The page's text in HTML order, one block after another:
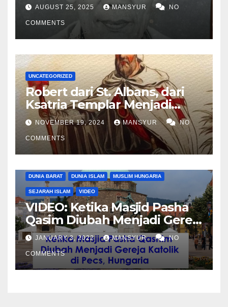
AUGUST 25, 2025 MANSYUR NO
COMMENTS
UNCATEGORIZED
Robert dari St. Albans, dari
Ksatria Templar Menjadi
Komandan Pasukan
Shalahuddin Merebut
Kembali Yerusalem
NOVEMBER 19, 2024 MANSYUR NO
COMMENTS
DUNIA BARAT DUNIA ISLAM MUSLIM HUNGARIA
SEJARAH ISLAM VIDEO
VIDEO: Ketika Masjid Pasha
Qasim Diubah Menjadi Gereja
Katolik di Pecs, Hungaria
JANUARY 3, 2022 MANSYUR NO
COMMENTS